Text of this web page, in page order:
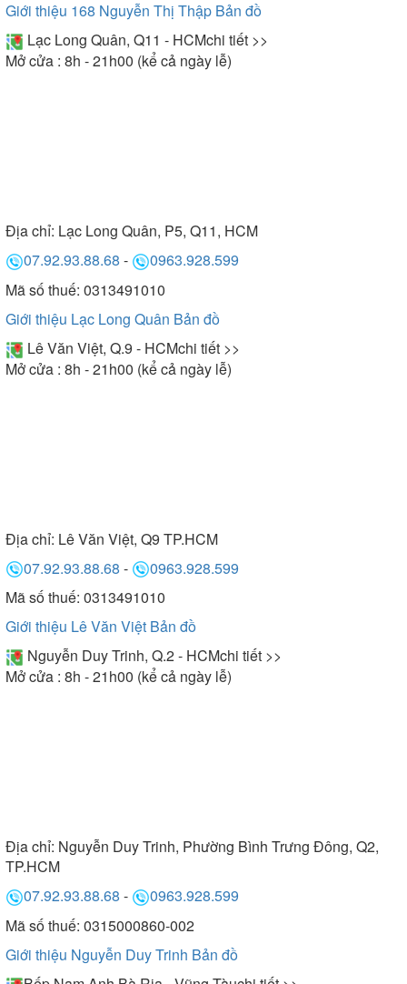
Giới thiệu 168 Nguyễn Thị Thập Bản đồ
Lạc Long Quân, Q11 - HCMchi tiết >>
Mở cửa : 8h - 21h00 (kể cả ngày lễ)
Địa chỉ: Lạc Long Quân, P5, Q11, HCM
07.92.93.88.68 -
0963.928.599
Mã số thuế: 0313491010
Giới thiệu Lạc Long Quân Bản đồ
Lê Văn Việt, Q.9 - HCMchi tiết >>
Mở cửa : 8h - 21h00 (kể cả ngày lễ)
Địa chỉ: Lê Văn Việt, Q9 TP.HCM
07.92.93.88.68 -
0963.928.599
Mã số thuế: 0313491010
Giới thiệu Lê Văn Việt Bản đồ
Nguyễn Duy Trinh, Q.2 - HCMchi tiết >>
Mở cửa : 8h - 21h00 (kể cả ngày lễ)
Địa chỉ: Nguyễn Duy Trinh, Phường Bình Trưng Đông, Q2,
TP.HCM
07.92.93.88.68 -
0963.928.599
Mã số thuế: 0315000860-002
Giới thiệu Nguyễn Duy Trinh Bản đồ